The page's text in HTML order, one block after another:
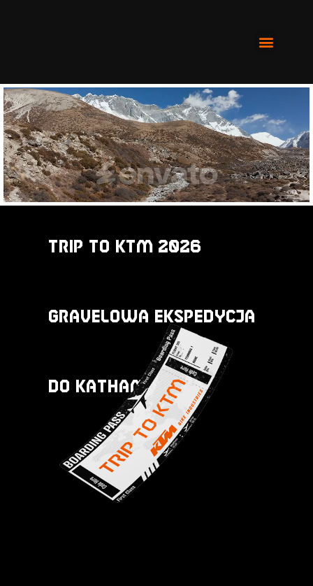
TRIP to KTM 2026
GRAVELOWA EKSPEDYCJA
DO KATHAMANDU